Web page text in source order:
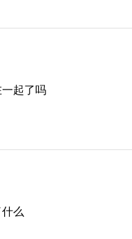
起了吗
么